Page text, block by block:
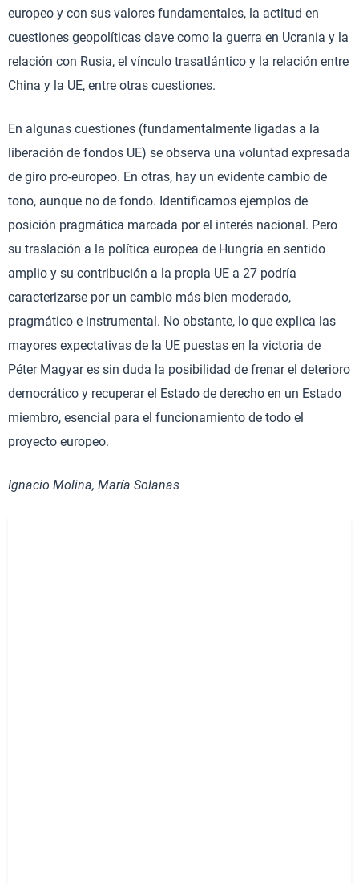
europeo y con sus valores fundamentales, la actitud en
cuestiones geopolíticas clave como la guerra en Ucrania y la
relación con Rusia, el vínculo trasatlántico y la relación entre
China y la UE, entre otras cuestiones.
En algunas cuestiones (fundamentalmente ligadas a la
liberación de fondos UE) se observa una voluntad expresada
de giro pro-europeo. En otras, hay un evidente cambio de
tono, aunque no de fondo. Identificamos ejemplos de
posición pragmática marcada por el interés nacional. Pero
su traslación a la política europea de Hungría en sentido
amplio y su contribución a la propia UE a 27 podría
caracterizarse por un cambio más bien moderado,
pragmático e instrumental. No obstante, lo que explica las
mayores expectativas de la UE puestas en la victoria de
Péter Magyar es sin duda la posibilidad de frenar el deterioro
democrático y recuperar el Estado de derecho en un Estado
miembro, esencial para el funcionamiento de todo el
proyecto europeo.
Ignacio Molina, María Solanas